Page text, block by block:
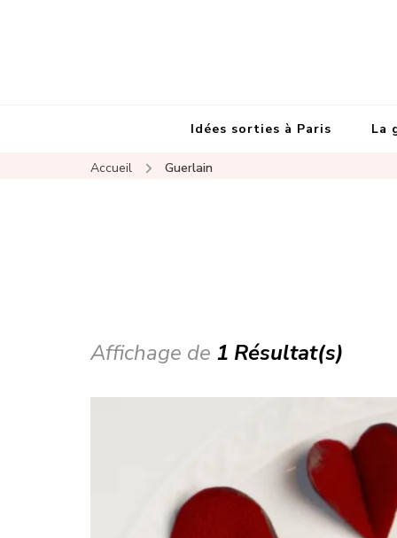
Idées sorties à Paris La
Accueil Guerlain
Affichage de 1 Résultat(s)